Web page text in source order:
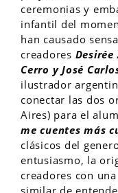
ceremonias y
infantil del
han causado
creadores
Cerro y José
ilustrador
conectar las dos
Aires) para el
me cuentes más
clásicos del
entusiasmo, la
creadores con
similar de